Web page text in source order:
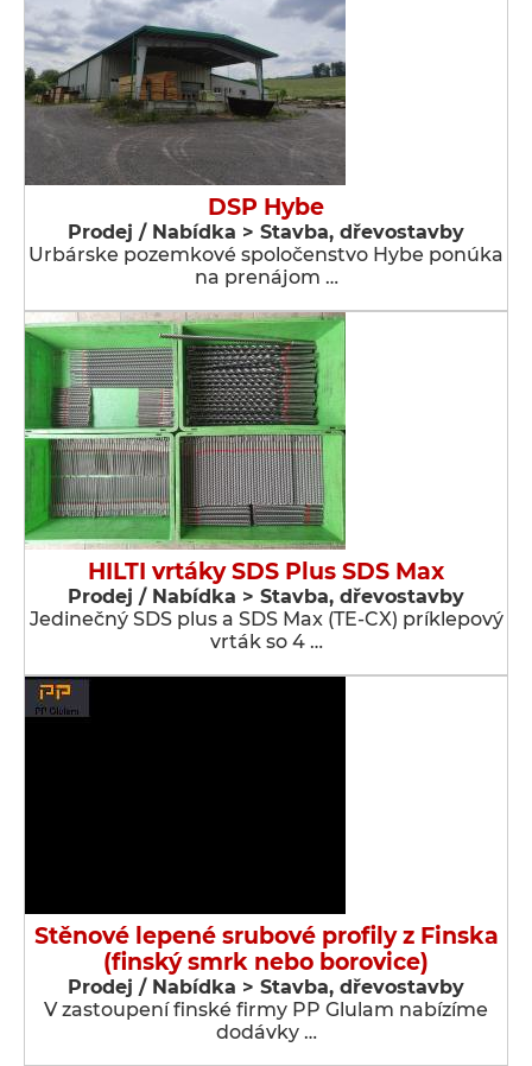
DSP Hybe
Prodej / Nabídka > Stavba, dřevostavby
Urbárske pozemkové spoločenstvo Hybe ponúka
na prenájom …
HILTI vrtáky SDS Plus SDS Max
Prodej / Nabídka > Stavba, dřevostavby
Jedinečný SDS plus a SDS Max (TE-CX) príklepový
vrták so 4 …
Stěnové lepené srubové profily z Finska
(finský smrk nebo borovice)
Prodej / Nabídka > Stavba, dřevostavby
V zastoupení finské firmy PP Glulam nabízíme
dodávky …